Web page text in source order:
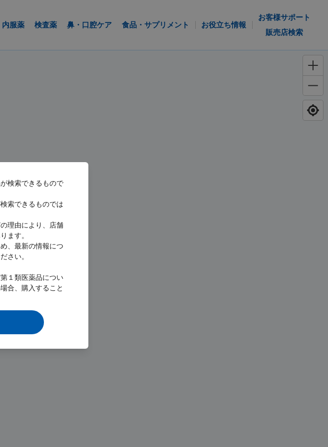
内服薬 検査薬 鼻・口腔ケア 食品・サプリメント お役立ち情報
お客様サポート
販売店検索
検索できるもので
索できるものでは
理由により、店舗
ます。
、最新の情報につ
さい。
１類医薬品につい
合、購入すること